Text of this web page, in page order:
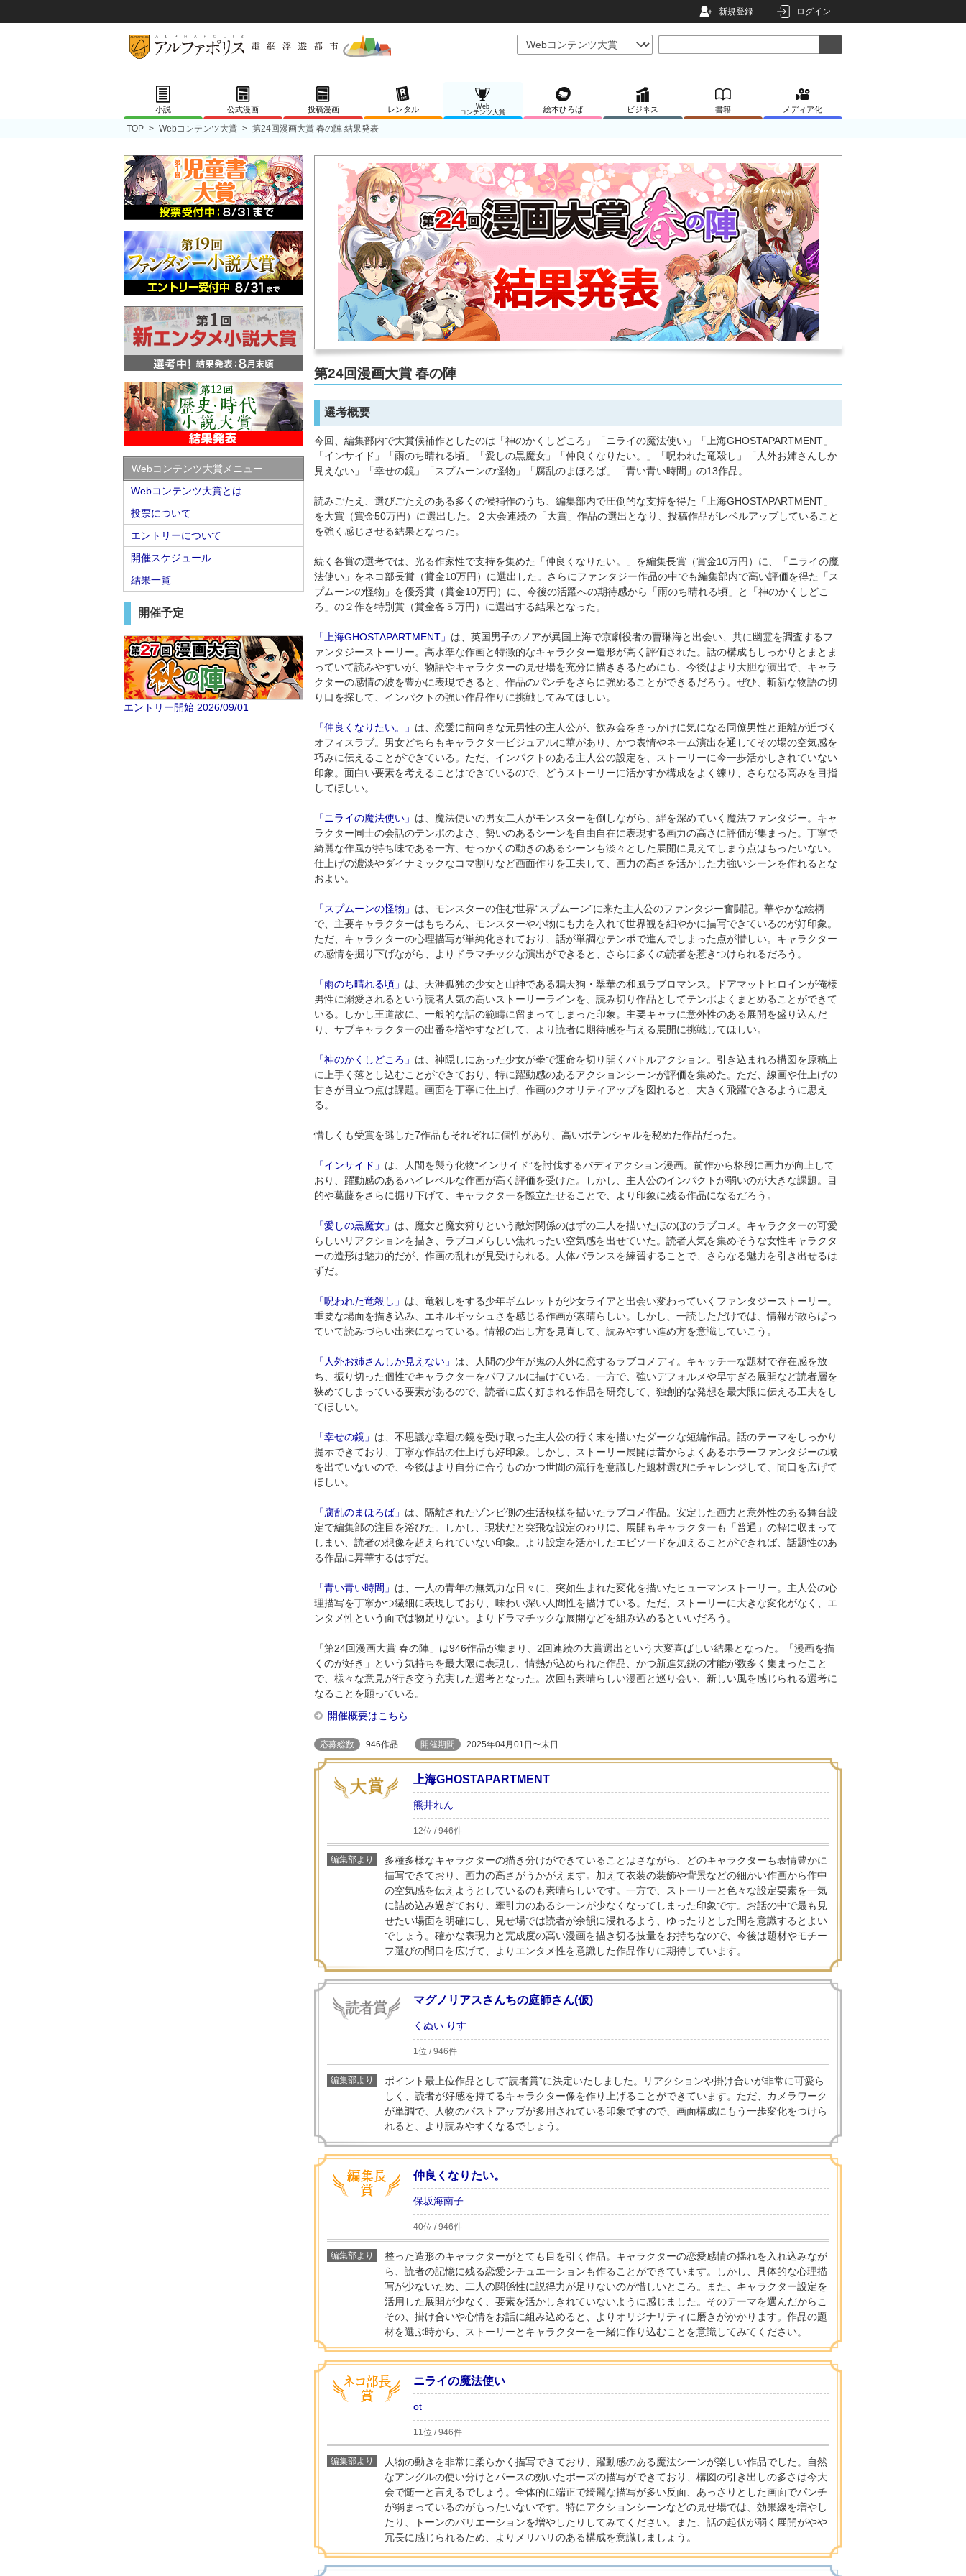
新規登録 ログイン
小説 公式漫画 投稿漫画 レンタル
Web
コンテンツ大賞
絵本ひろば ビジネス 書籍 メディア化
TOP > Webコンテンツ大賞 > 第24回漫画大賞 春の陣 結果発表
第24回漫画大賞 春の陣
選考概要
今回、編集部内で大賞候補作としたのは「神のかくしどころ」「ニライの魔法使い」「上海GHOSTAPARTMENT」
「インサイド」「雨のち晴れる頃」「愛しの黒魔女」「仲良くなりたい。」「呪われた竜殺し」「人外お姉さんしか
見えない」「幸せの鏡」「スプムーンの怪物」「腐乱のまほろば」「青い青い時間」の13作品。
読みごたえ、選びごたえのある多くの候補作のうち、編集部内で圧倒的な支持を得た「上海GHOSTAPARTMENT」
を大賞（賞金50万円）に選出した。２大会連続の「大賞」作品の選出となり、投稿作品がレベルアップしていること
を強く感じさせる結果となった。
続く各賞の選考では、光る作家性で支持を集めた「仲良くなりたい。」を編集長賞（賞金10万円）に、「ニライの魔
法使い」をネコ部長賞（賞金10万円）に選出した。さらにファンタジー作品の中でも編集部内で高い評価を得た「ス
プムーンの怪物」を優秀賞（賞金10万円）に、今後の活躍への期待感から「雨のち晴れる頃」と「神のかくしどこ
ろ」の２作を特別賞（賞金各５万円）に選出する結果となった。
「上海GHOSTAPARTMENT」 は、英国男子のノアが異国上海で京劇役者の曹琳海と出会い、共に幽霊を調査するフ
ァンタジーストーリー。高水準な作画と特徴的なキャラクター造形が高く評価された。話の構成もしっかりとまとま
っていて読みやすいが、物語やキャラクターの見せ場を充分に描ききるためにも、今後はより大胆な演出で、キャラ
クターの感情の波を豊かに表現できると、作品のパンチをさらに強めることができるだろう。ぜひ、斬新な物語の切
り口を探して、インパクトの強い作品作りに挑戦してみてほしい。
「仲良くなりたい。」 は、恋愛に前向きな元男性の主人公が、飲み会をきっかけに気になる同僚男性と距離が近づく
オフィスラブ。男女どちらもキャラクタービジュアルに華があり、かつ表情やネーム演出を通してその場の空気感を
巧みに伝えることができている。ただ、インパクトのある主人公の設定を、ストーリーに今一歩活かしきれていない
印象。面白い要素を考えることはできているので、どうストーリーに活かすか構成をよく練り、さらなる高みを目指
してほしい。
「ニライの魔法使い」 は、魔法使いの男女二人がモンスターを倒しながら、絆を深めていく魔法ファンタジー。キャ
ラクター同士の会話のテンポのよさ、勢いのあるシーンを自由自在に表現する画力の高さに評価が集まった。丁寧で
綺麗な作風が持ち味である一方、せっかくの動きのあるシーンも淡々とした展開に見えてしまう点はもったいない。
仕上げの濃淡やダイナミックなコマ割りなど画面作りを工夫して、画力の高さを活かした力強いシーンを作れるとな
およい。
「スプムーンの怪物」 は、モンスターの住む世界“スプムーン”に来た主人公のファンタジー奮闘記。華やかな絵柄
で、主要キャラクターはもちろん、モンスターや小物にも力を入れて世界観を細やかに描写できているのが好印象。
ただ、キャラクターの心理描写が単純化されており、話が単調なテンポで進んでしまった点が惜しい。キャラクター
の感情を掘り下げながら、よりドラマチックな演出ができると、さらに多くの読者を惹きつけられるだろう。
「雨のち晴れる頃」 は、天涯孤独の少女と山神である鴉天狗・翠華の和風ラブロマンス。ドアマットヒロインが俺様
男性に溺愛されるという読者人気の高いストーリーラインを、読み切り作品としてテンポよくまとめることができて
いる。しかし王道故に、一般的な話の範疇に留まってしまった印象。主要キャラに意外性のある展開を盛り込んだ
り、サブキャラクターの出番を増やすなどして、より読者に期待感を与える展開に挑戦してほしい。
「神のかくしどころ」 は、神隠しにあった少女が拳で運命を切り開くバトルアクション。引き込まれる構図を原稿上
に上手く落とし込むことができており、特に躍動感のあるアクションシーンが評価を集めた。ただ、線画や仕上げの
甘さが目立つ点は課題。画面を丁寧に仕上げ、作画のクオリティアップを図れると、大きく飛躍できるように思え
る。
惜しくも受賞を逃した7作品もそれぞれに個性があり、高いポテンシャルを秘めた作品だった。
「インサイド」 は、人間を襲う化物“インサイド”を討伐するバディアクション漫画。前作から格段に画力が向上して
おり、躍動感のあるハイレベルな作画が高く評価を受けた。しかし、主人公のインパクトが弱いのが大きな課題。目
的や葛藤をさらに掘り下げて、キャラクターを際立たせることで、より印象に残る作品になるだろう。
「愛しの黒魔女」 は、魔女と魔女狩りという敵対関係のはずの二人を描いたほのぼのラブコメ。キャラクターの可愛
らしいリアクションを描き、ラブコメらしい焦れったい空気感を出せていた。読者人気を集めそうな女性キャラクタ
ーの造形は魅力的だが、作画の乱れが見受けられる。人体バランスを練習することで、さらなる魅力を引き出せるは
ずだ。
「呪われた竜殺し」 は、竜殺しをする少年ギムレットが少女ライアと出会い変わっていくファンタジーストーリー。
重要な場面を描き込み、エネルギッシュさを感じる作画が素晴らしい。しかし、一読しただけでは、情報が散らばっ
ていて読みづらい出来になっている。情報の出し方を見直して、読みやすい進め方を意識していこう。
「人外お姉さんしか見えない」 は、人間の少年が鬼の人外に恋するラブコメディ。キャッチーな題材で存在感を放
ち、振り切った個性でキャラクターをパワフルに描けている。一方で、強いデフォルメや早すぎる展開など読者層を
狭めてしまっている要素があるので、読者に広く好まれる作品を研究して、独創的な発想を最大限に伝える工夫をし
てほしい。
「幸せの鏡」 は、不思議な幸運の鏡を受け取った主人公の行く末を描いたダークな短編作品。話のテーマをしっかり
提示できており、丁寧な作品の仕上げも好印象。しかし、ストーリー展開は昔からよくあるホラーファンタジーの域
を出ていないので、今後はより自分に合うものかつ世間の流行を意識した題材選びにチャレンジして、間口を広げて
ほしい。
「腐乱のまほろば」 は、隔離されたゾンビ側の生活模様を描いたラブコメ作品。安定した画力と意外性のある舞台設
定で編集部の注目を浴びた。しかし、現状だと突飛な設定のわりに、展開もキャラクターも「普通」の枠に収まって
しまい、読者の想像を超えられていない印象。より設定を活かしたエピソードを加えることができれば、話題性のあ
る作品に昇華するはずだ。
「青い青い時間」 は、一人の青年の無気力な日々に、突如生まれた変化を描いたヒューマンストーリー。主人公の心
理描写を丁寧かつ繊細に表現しており、味わい深い人間性を描けている。ただ、ストーリーに大きな変化がなく、エ
ンタメ性という面では物足りない。よりドラマチックな展開などを組み込めるといいだろう。
「第24回漫画大賞 春の陣」は946作品が集まり、2回連続の大賞選出という大変喜ばしい結果となった。「漫画を描
くのが好き」という気持ちを最大限に表現し、情熱が込められた作品、かつ新進気鋭の才能が数多く集まったこと
で、様々な意見が行き交う充実した選考となった。次回も素晴らしい漫画と巡り会い、新しい風を感じられる選考に
なることを願っている。
開催概要はこちら
応募総数 946作品 開催期間 2025年04月01日〜末日
上海GHOSTAPARTMENT
熊井れん
12位 / 946件
編集部より
多種多様なキャラクターの描き分けができていることはさながら、どのキャラクターも表情豊かに
描写できており、画力の高さがうかがえます。加えて衣装の装飾や背景などの細かい作画から作中
の空気感を伝えようとしているのも素晴らしいです。一方で、ストーリーと色々な設定要素を一気
に詰め込み過ぎており、牽引力のあるシーンが少なくなってしまった印象です。お話の中で最も見
せたい場面を明確にし、見せ場では読者が余韻に浸れるよう、ゆったりとした間を意識するとよい
でしょう。確かな表現力と完成度の高い漫画を描き切る技量をお持ちなので、今後は題材やモチー
フ選びの間口を広げて、よりエンタメ性を意識した作品作りに期待しています。
マグノリアスさんちの庭師さん(仮)
くぬい りす
1位 / 946件
編集部より
ポイント最上位作品として“読者賞”に決定いたしました。リアクションや掛け合いが非常に可愛ら
しく、読者が好感を持てるキャラクター像を作り上げることができています。ただ、カメラワーク
が単調で、人物のバストアップが多用されている印象ですので、画面構成にもう一歩変化をつけら
れると、より読みやすくなるでしょう。
仲良くなりたい。
保坂海南子
40位 / 946件
編集部より
整った造形のキャラクターがとても目を引く作品。キャラクターの恋愛感情の揺れを入れ込みなが
ら、読者の記憶に残る恋愛シチュエーションも作ることができています。しかし、具体的な心理描
写が少ないため、二人の関係性に説得力が足りないのが惜しいところ。また、キャラクター設定を
活用した展開が少なく、要素を活かしきれていないように感じました。そのテーマを選んだからこ
その、掛け合いや心情をお話に組み込めると、よりオリジナリティに磨きがかかります。作品の題
材を選ぶ時から、ストーリーとキャラクターを一緒に作り込むことを意識してみてください。
ニライの魔法使い
ot
11位 / 946件
編集部より
人物の動きを非常に柔らかく描写できており、躍動感のある魔法シーンが楽しい作品でした。自然
なアングルの使い分けとパースの効いたポーズの描写ができており、構図の引き出しの多さは今大
会で随一と言えるでしょう。全体的に端正で綺麗な描写が多い反面、あっさりとした画面でパンチ
が弱まっているのがもったいないです。特にアクションシーンなどの見せ場では、効果線を増やし
たり、トーンのバリエーションを増やしたりしてみてください。また、話の起伏が弱く展開がやや
冗長に感じられるため、よりメリハリのある構成を意識しましょう。
Webコンテンツ大賞メニュー
Webコンテンツ大賞とは
投票について
エントリーについて
開催スケジュール
結果一覧
開催予定
エントリー開始 2026/09/01